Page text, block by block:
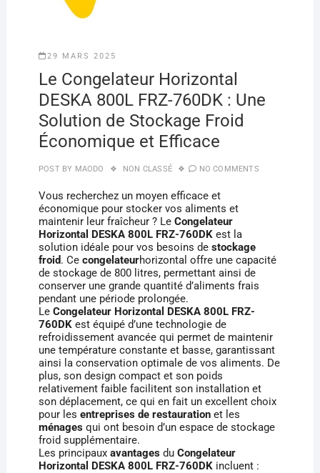
29 MARS 2025
Le Congelateur Horizontal
DESKA 800L FRZ-760DK : Une
Solution de Stockage Froid
Économique et Efficace
POST BY MAODO NON CLASSÉ NO COMMENTS
Vous recherchez un moyen efficace et
économique pour stocker vos aliments et
maintenir leur fraîcheur ? Le Congelateur
Horizontal DESKA 800L FRZ-760DKest la
solution idéale pour vos besoins de stockage
froid. Ce congelateurhorizontal offre une capacité
de stockage de 800 litres, permettant ainsi de
conserver une grande quantité d’aliments frais
pendant une période prolongée.
Le Congelateur Horizontal DESKA 800L FRZ-
760DKest équipé d’une technologie de
refroidissement avancée qui permet de maintenir
une température constante et basse, garantissant
ainsi la conservation optimale de vos aliments. De
plus, son design compact et son poids
relativement faible facilitent son installation et
son déplacement, ce qui en fait un excellent choix
pour les entreprises de restaurationet les
ménagesqui ont besoin d’un espace de stockage
froid supplémentaire.
Les principaux avantagesdu Congelateur
Horizontal DESKA 800L FRZ-760DKincluent :